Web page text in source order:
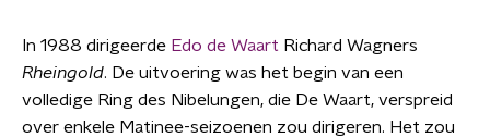
In 1988 dirigeerde Edo de Waart Richard Wagners
Rheingold. De uitvoering was het begin van een
volledige Ring des Nibelungen, die De Waart, verspreid
over enkele Matinee-seizoenen zou dirigeren. Het zou